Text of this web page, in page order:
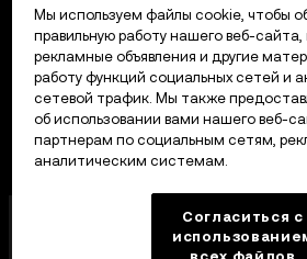
OKX Middle East Fintech FZE
Управлением по регулированию
Мы используем файлы cookie, чтобы
правильную работу нашего веб-
рекламные объявления и другие
работу функций социальных сетей и
сетевой трафик. Мы также
об использовании вами нашего веб-
партнерам по социальным сетям,
аналитическим системам.
Согласиться с